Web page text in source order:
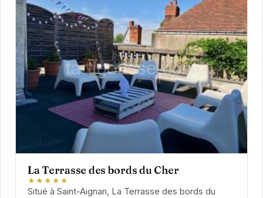
La Terrasse des bords du Cher
★★★★★
Situé à Saint-Aignan, La Terrasse des bords du